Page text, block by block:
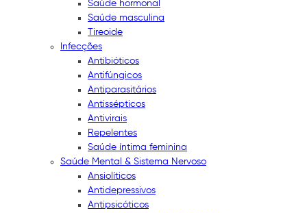
Saúde hormonal
Saúde masculina
Tireoide
Infecções
Antibióticos
Antifúngicos
Antiparasitários
Antissépticos
Antivirais
Repelentes
Saúde íntima feminina
Saúde Mental & Sistema Nervoso
Ansiolíticos
Antidepressivos
Antipsicóticos